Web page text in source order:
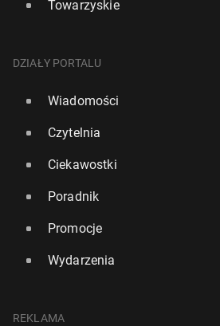
Towarzyskie
DZIAŁY PORTALU
Wiadomości
Czytelnia
Ciekawostki
Poradnik
Promocje
Wydarzenia
REKLAMA